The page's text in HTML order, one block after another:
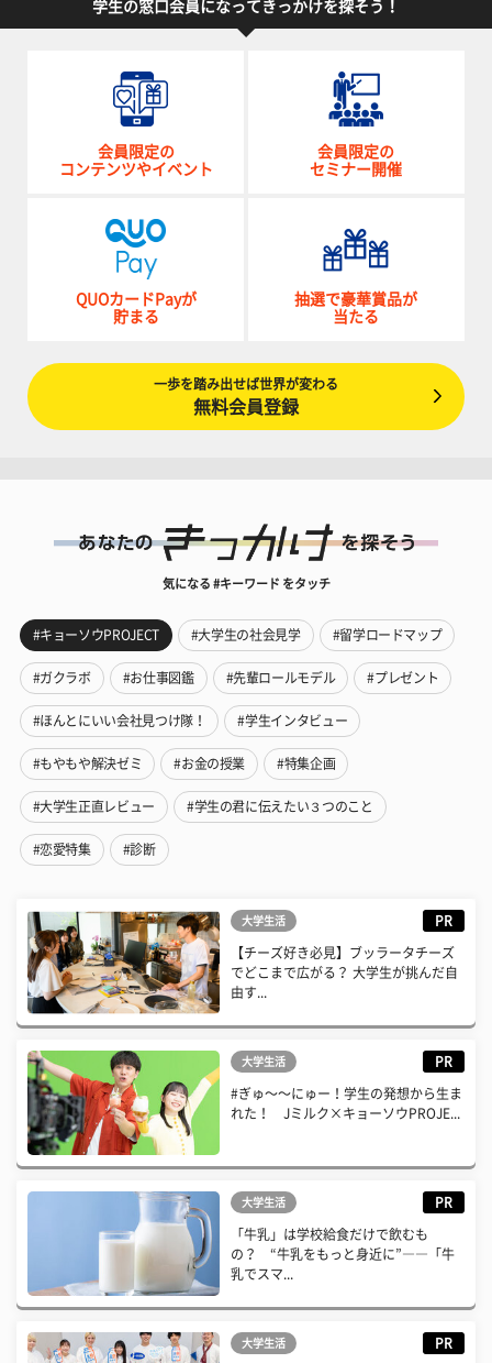
学生の窓口会員になってきっかけを探そう！
会員限定の
コンテンツやイベント
会員限定の
セミナー開催
QUOカードPayが
貯まる
抽選で豪華賞品が
当たる
一歩を踏み出せば世界が変わる
無料会員登録
気になる #キーワード をタッチ
#キョーソウPROJECT #大学生の社会見学 #留学ロードマップ
#ガクラボ #お仕事図鑑 #先輩ロールモデル #プレゼント
#ほんとにいい会社見つけ隊！ #学生インタビュー
#もやもや解決ゼミ #お金の授業 #特集企画
#大学生正直レビュー #学生の君に伝えたい３つのこと
#恋愛特集 #診断
大学生活 PR
【チーズ好き必見】ブッラータチーズ
でどこまで広がる？ 大学生が挑んだ自
由す...
大学生活 PR
#ぎゅ〜〜にゅー！学生の発想から生ま
れた！ Jミルク×キョーソウPROJE...
大学生活 PR
「牛乳」は学校給食だけで飲むも
の？ “牛乳をもっと身近に”――「牛
乳でスマ...
大学生活 PR